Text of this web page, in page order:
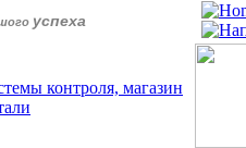
успеха